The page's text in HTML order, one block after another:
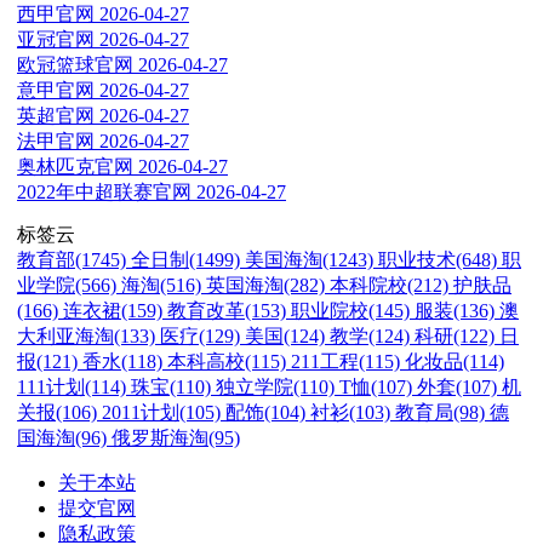
西甲官网 2026-04-27
亚冠官网 2026-04-27
欧冠篮球官网 2026-04-27
意甲官网 2026-04-27
英超官网 2026-04-27
法甲官网 2026-04-27
奥林匹克官网 2026-04-27
2022年中超联赛官网 2026-04-27
标签云
教育部(1745) 全日制(1499) 美国海淘(1243) 职业技术(648) 职
业学院(566) 海淘(516) 英国海淘(282) 本科院校(212) 护肤品
(166) 连衣裙(159) 教育改革(153) 职业院校(145) 服装(136) 澳
大利亚海淘(133) 医疗(129) 美国(124) 教学(124) 科研(122) 日
报(121) 香水(118) 本科高校(115) 211工程(115) 化妆品(114)
111计划(114) 珠宝(110) 独立学院(110) T恤(107) 外套(107) 机
关报(106) 2011计划(105) 配饰(104) 衬衫(103) 教育局(98) 德
国海淘(96) 俄罗斯海淘(95)
关于本站
提交官网
隐私政策